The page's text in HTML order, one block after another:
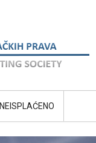
NEISPLAĆENO